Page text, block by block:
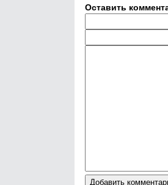
Оставить